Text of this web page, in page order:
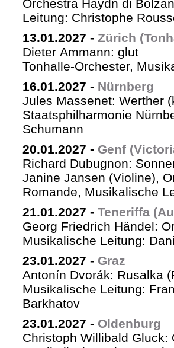
Orchestra Haydn di
Leitung: Christophe
13.01.2027 - Zürich
Dieter Ammann: glut
Tonhalle-Orchester,
16.01.2027 - Nürnberg
Jules Massenet: Werther
Staatsphilharmonie
Schumann
20.01.2027 - Genf
Richard Dubugnon:
Janine Jansen (Violine),
Romande, Musikalische
21.01.2027 - Teneriffa
Georg Friedrich Händel:
Musikalische Leitung:
23.01.2027 - Graz
Antonín Dvorák: Rusalka
Musikalische Leitung:
Barkhatov
23.01.2027 - Oldenburg
Christoph Willibald Gluck: